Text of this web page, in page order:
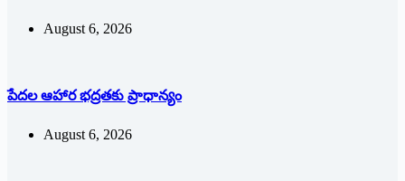
August 6, 2026
పేదల ఆహార భద్రతకు ప్రాధాన్యం
August 6, 2026